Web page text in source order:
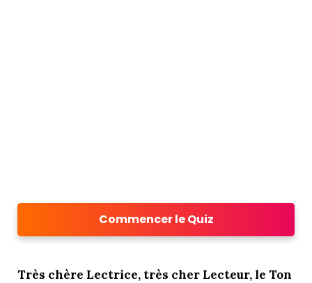
Commencer le Quiz
Très chère Lectrice, très cher Lecteur, le Ton